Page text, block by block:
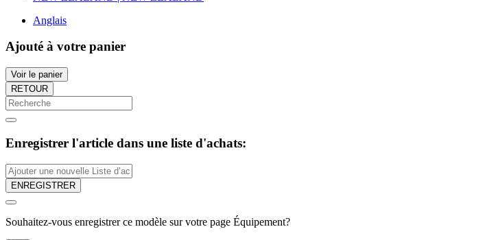
Anglais
Ajouté à votre panier
Voir le panier
RETOUR
Enregistrer l'article dans une liste d'achats:
ENREGISTRER
Souhaitez-vous enregistrer ce modèle sur votre page Équipement?